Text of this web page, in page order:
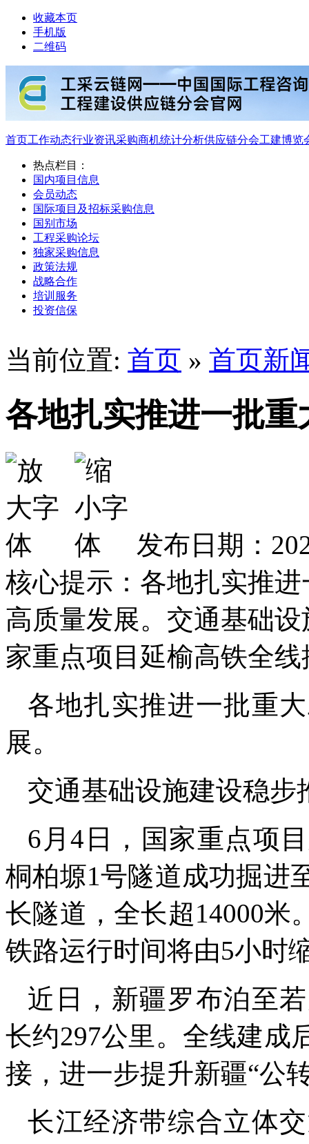
收藏本页
手机版
二维码
首页工作动态行业资讯采购商机统计分析供应链分会工建博览
热点栏目：
国内项目信息
会员动态
国际项目及招标采购信息
国别市场
工程采购论坛
独家采购信息
政策法规
战略合作
培训服务
投资信保
当前位置: 首页 » 首页新
各地扎实推进一批重
发布日期：
核心提示：各地扎实推
高质量发展。交通基础
家重点项目延榆高铁全
各地扎实推进一批重
展。
交通基础设施建设稳步
6月4日，国家重点项
桐柏塬1号隧道成功掘进
长隧道，全长超14000米
铁路运行时间将由5小时
近日，新疆罗布泊至
长约297公里。全线建成
接，进一步提升新疆“公
长江经济带综合立体